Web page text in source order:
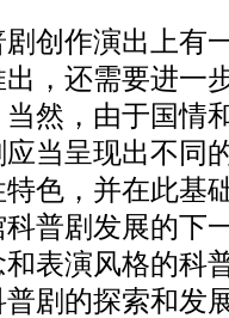
作演出上有
，还需要进一
然，由于国情
当呈现出不同
色，并在此基
普剧发展的下
表演风格的科
剧的探索和发